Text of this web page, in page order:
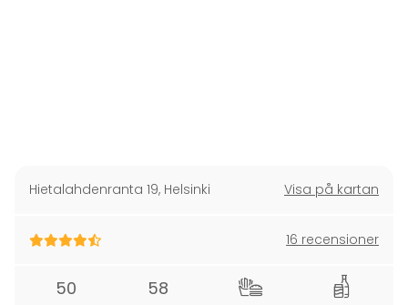
Hietalahdenranta 19, Helsinki Visa på kartan
16 recensioner
50 58